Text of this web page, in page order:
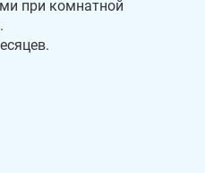
при комнатной